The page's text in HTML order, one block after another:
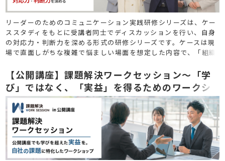
リーダーのためのコミュニケーション実践研修シリーズは、ケー
ススタディをもとに受講者同士でディスカッションを行い、自身
の対応力・判断力を深める形式の研修シリーズです。ケースは現
場で直面しがちな複雑で悩ましい場面を想定した内容で、「組織
３テーマを選定しています。
【公開講座】課題解決ワークセッション～「学
び」ではなく、「実益」を得るためのワークシ
ョップを公開講座でも